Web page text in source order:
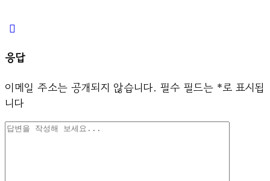
응답
이메일 주소는 공개되지 않습니다. 필수 필드는 *로 표시됩
니다